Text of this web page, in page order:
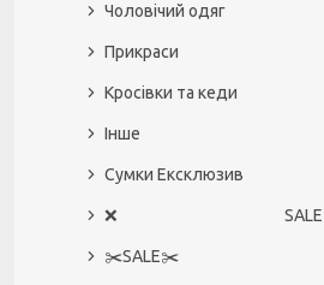
Чоловічий одяг
Прикраси
Кросівки та кеди
Інше
Сумки Ексклюзив
❌ SALE
✂️SALE✂️